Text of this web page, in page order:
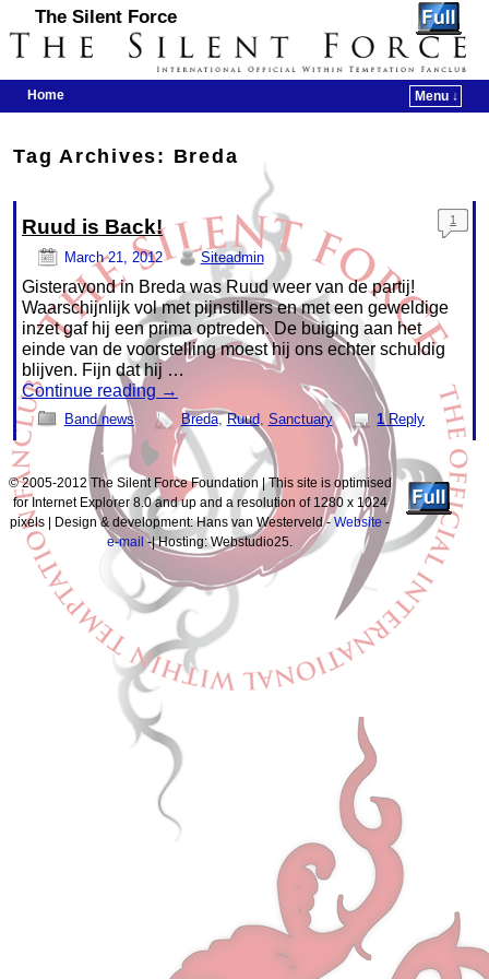
The Silent Force
Home
Menu ↓
Tag Archives: Breda
Ruud is Back!
March 21, 2012 Siteadmin
1
Gisteravond in Breda was Ruud weer van de partij!
Waarschijnlijk vol met pijnstillers en met een geweldige
inzet gaf hij een prima optreden. De buiging aan het
einde van de voorstelling moest hij ons echter schuldig
blijven. Fijn dat hij …
Continue reading →
Band news Breda,Ruud, Sanctuary 1Reply
© 2005-2012 The Silent Force Foundation | This site is optimised
for Internet Explorer 8.0 and up and a resolution of 1280 x 1024
pixels | Design & development: Hans van Westerveld -Website -
e-mail -| Hosting: Webstudio25.